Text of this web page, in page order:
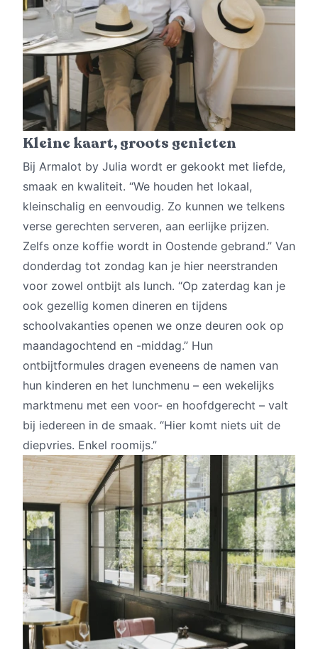
Kleine kaart, groots genieten
Bij Armalot by Julia wordt er gekookt met liefde,
smaak en kwaliteit. “We houden het lokaal,
kleinschalig en eenvoudig. Zo kunnen we telkens
verse gerechten serveren, aan eerlijke prijzen.
Zelfs onze koffie wordt in Oostende gebrand.” Van
donderdag tot zondag kan je hier neerstranden
voor zowel ontbijt als lunch. “Op zaterdag kan je
ook gezellig komen dineren en tijdens
schoolvakanties openen we onze deuren ook op
maandagochtend en -middag.” Hun
ontbijtformules dragen eveneens de namen van
hun kinderen en het lunchmenu – een wekelijks
marktmenu met een voor- en hoofdgerecht – valt
bij iedereen in de smaak. “Hier komt niets uit de
diepvries. Enkel roomijs.”